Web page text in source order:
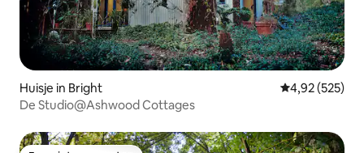
Huisje in Bright Gemiddelde
4,92 (525)
De Studio@Ashwood Cottages